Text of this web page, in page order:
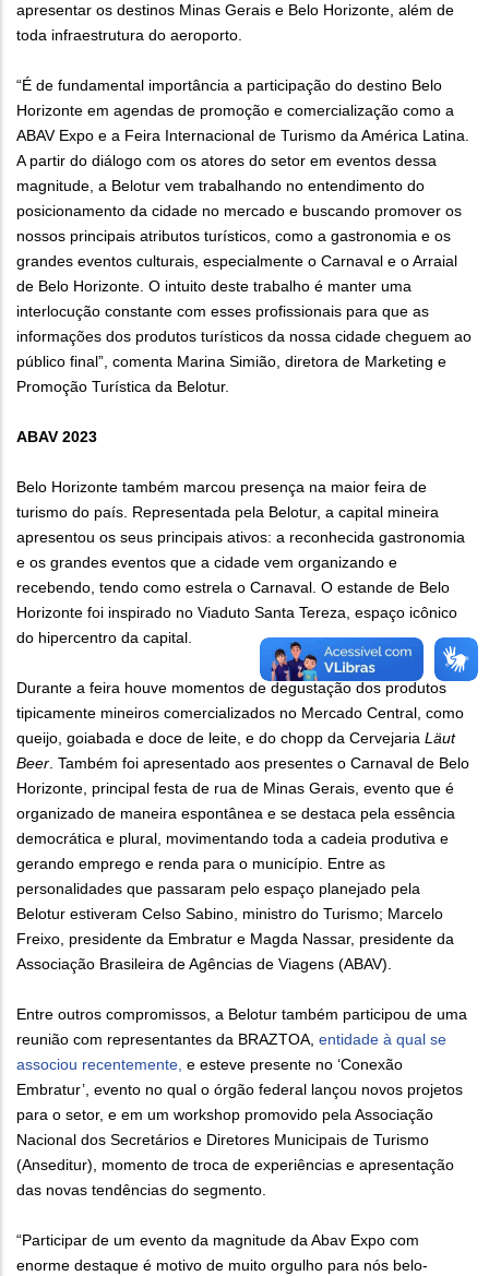
apresentar os destinos Minas Gerais e Belo Horizonte, além de
toda infraestrutura do aeroporto.
“É de fundamental importância a participação do destino Belo
Horizonte em agendas de promoção e comercialização como a
ABAV Expo e a Feira Internacional de Turismo da América Latina.
A partir do diálogo com os atores do setor em eventos dessa
magnitude, a Belotur vem trabalhando no entendimento do
posicionamento da cidade no mercado e buscando promover os
nossos principais atributos turísticos, como a gastronomia e os
grandes eventos culturais, especialmente o Carnaval e o Arraial
de Belo Horizonte. O intuito deste trabalho é manter uma
interlocução constante com esses profissionais para que as
informações dos produtos turísticos da nossa cidade cheguem ao
público final”, comenta Marina Simião, diretora de Marketing e
Promoção Turística da Belotur.
ABAV 2023
Belo Horizonte também marcou presença na maior feira de
turismo do país. Representada pela Belotur, a capital mineira
apresentou os seus principais ativos: a reconhecida gastronomia
e os grandes eventos que a cidade vem organizando e
recebendo, tendo como estrela o Carnaval. O estande de Belo
Horizonte foi inspirado no Viaduto Santa Tereza, espaço icônico
do hipercentro da capital.
Durante a feira houve momentos de degustação dos produtos
tipicamente mineiros comercializados no Mercado Central, como
queijo, goiabada e doce de leite, e do chopp da Cervejaria Läut
Beer. Também foi apresentado aos presentes o Carnaval de Belo
Horizonte, principal festa de rua de Minas Gerais, evento que é
organizado de maneira espontânea e se destaca pela essência
democrática e plural, movimentando toda a cadeia produtiva e
gerando emprego e renda para o município. Entre as
personalidades que passaram pelo espaço planejado pela
Belotur estiveram Celso Sabino, ministro do Turismo; Marcelo
Freixo, presidente da Embratur e Magda Nassar, presidente da
Associação Brasileira de Agências de Viagens (ABAV).
Entre outros compromissos, a Belotur também participou de uma
reunião com representantes da BRAZTOA, entidade à qual se
associou recentemente, e esteve presente no ‘Conexão
Embratur’, evento no qual o órgão federal lançou novos projetos
para o setor, e em um workshop promovido pela Associação
Nacional dos Secretários e Diretores Municipais de Turismo
(Anseditur), momento de troca de experiências e apresentação
das novas tendências do segmento.
“Participar de um evento da magnitude da Abav Expo com
enorme destaque é motivo de muito orgulho para nós belo-